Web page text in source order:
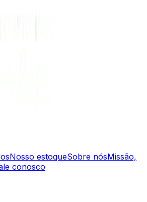
Nosso estoqueSobre nósMissão,
conosco